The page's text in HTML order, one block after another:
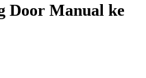
Door Manual ke